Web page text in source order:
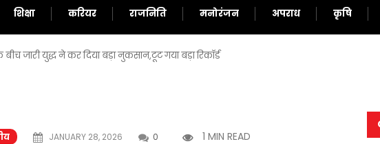
शिक्षा करियर राजनिति मनोरंजन अपराध कृषि
जारी युद्ध ने कर दिया बड़ा नुकसान,टूट गया बड़ा रिकॉर्ड
JANUARY 28, 2026 0 1 MIN READ